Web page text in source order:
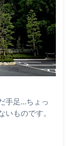
手足…ちょっ
ものです。